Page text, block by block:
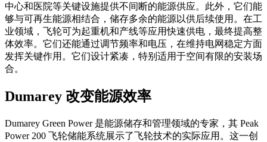
中心和医院等关键设施提供不间断的能源供应。此外，它们能
够与可再生能源相结合，储存多余的能源以供后续使用。在工
业领域，飞轮可为起重机和产线等应用快速供电，最终提高整
体效率。它们还能通过调节频率和电压，在维持电网稳定方面
发挥关键作用。它们设计紧凑，特别适用于空间有限的安装场
合。
Dumarey 改变能源效率
Dumarey Green Power 是能源储存和管理领域的专家，其 Peak
Power 200 飞轮储能系统展示了飞轮技术的实际应用。这一创